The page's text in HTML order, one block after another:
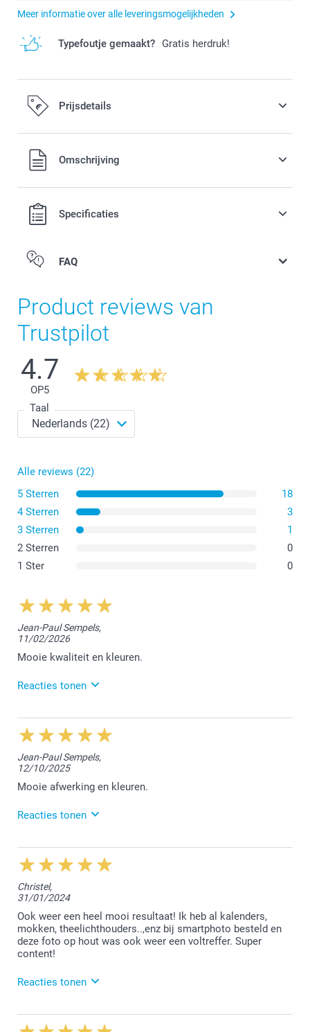
Meer informatie over alle leveringsmogelijkheden
Typefoutje gemaakt? Gratis herdruk!
Prijsdetails
Alle prijzen zijn in EURO (€) inclusief BTW en exclusief
verzendkosten.Omschrijving
Specificaties
FAQ
Product reviews van
Trustpilot
4.7
OP5
Taal
Alle reviews (22)
5 Sterren
18
4 Sterren
3
3 Sterren
1
2 Sterren
0
1 Ster
0
Jean-Paul Sempels,
11/02/2026
Mooie kwaliteit en kleuren.
Reacties tonen
20/03/2026
12:36
Beste Jean-Paul,
We vonden het fijn jouw bestelling te mogen
afwerken. Bedankt voor jouw positieve review en tot
een volgende keer!
Nathalie @smartphoto
Jean-Paul Sempels,
12/10/2025
Mooie afwerking en kleuren.
Reacties tonen
13/10/2025
12:34
Hallo Jean-Paul,
Wij zijn heel erg blij met jouw review, bedankt
hiervoor. We kijken ernaar uit om jou in de toekomst
opnieuw te mogen verwelkomen.
Vriendelijke groet!
Christel,
31/01/2024
Ook weer een heel mooi resultaat! Ik heb al kalenders,
mokken, theelichthouders..,enz bij smartphoto besteld en
deze foto op hout was ook weer een voltreffer. Super
content!
Reacties tonen
1/02/2024
14:51